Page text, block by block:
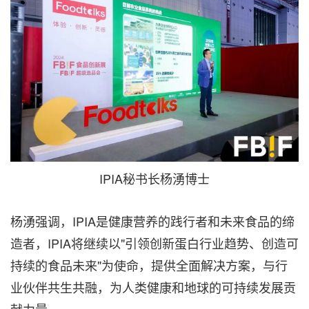
IPIA秘书长杨湧博士
杨湧强调，IPIA是健康营养的践行者和未来食品的缔
造者，IPIA将继续以"引领创新蛋白行业趋势、创造可
持续的食品未来"为使命，提供全面解决方案，与行
业伙伴共生共融，为人类健康和地球的可持续发展贡